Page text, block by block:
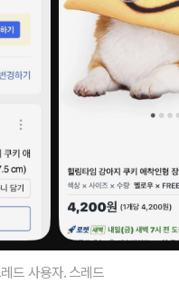
드 사용자. 스레드